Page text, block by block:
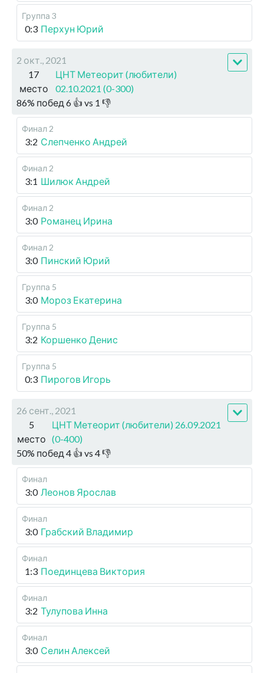
Группа 3
0:3 Перхун Юрий
2 окт., 2021
17
место
ЦНТ Метеорит (любители)
02.10.2021 (0-300)
86% побед 6 👍 vs 1 👎
Финал 2
3:2 Слепченко Андрей
Финал 2
3:1 Шилюк Андрей
Финал 2
3:0 Романец Ирина
Финал 2
3:0 Пинский Юрий
Группа 5
3:0 Мороз Екатерина
Группа 5
3:2 Коршенко Денис
Группа 5
0:3 Пирогов Игорь
26 сент., 2021
5
место
ЦНТ Метеорит (любители) 26.09.2021
(0-400)
50% побед 4 👍 vs 4👎
Финал
3:0 Леонов Ярослав
Финал
3:0 Грабский Владимир
Финал
1:3 Поединцева Виктория
Финал
3:2 Тулупова Инна
Финал
3:0 Селин Алексей